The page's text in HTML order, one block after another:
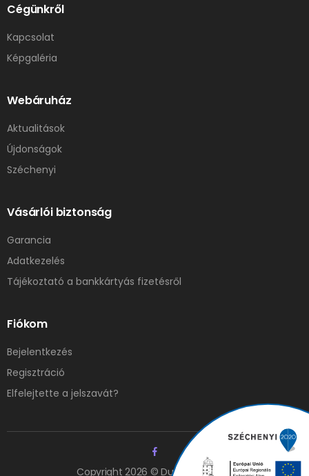
Cégünkről
Kapcsolat
Képgaléria
Webáruház
Aktualitások
Újdonságok
Széchenyi
Vásárlói biztonság
Garancia
Adatkezelés
Tájékoztató a bankkártyás fizetésről
Fiókom
Bejelentkezés
Regisztráció
Elfelejtette a jelszavát?
Copyright 2026 © Duna Elzáró Kft.